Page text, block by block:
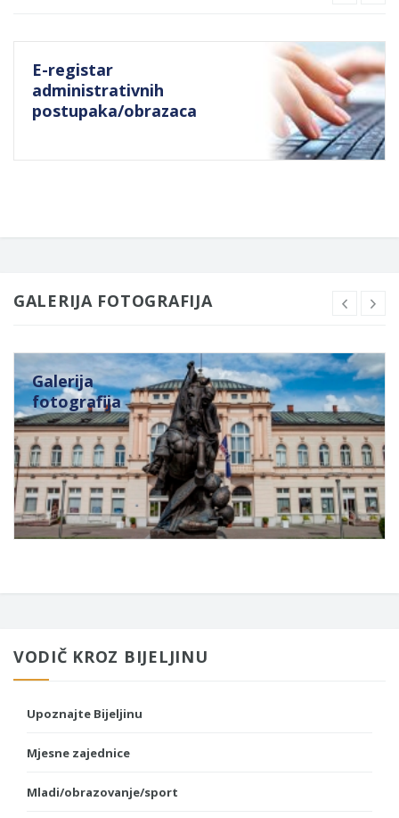
E-registar
administrativnih
postupaka/obrazaca
GALERIJA FOTOGRAFIJA
Galerija
fotografija
VODIČ KROZ BIJELJINU
Upoznajte Bijeljinu
Mjesne zajednice
Mladi/obrazovanje/sport